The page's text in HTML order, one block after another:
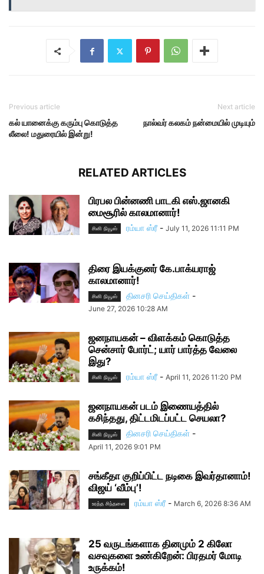
Previous article
கல் யானைக்கு கரும்பு கொடுத்த
லீலை! மதுரையில் இன்று!
Next article
நால்வர் கலகம் நன்மையில் முடியும்
RELATED ARTICLES
பிரபல பின்னணி பாடகி எஸ்.ஜானகி
மைசூரில் காலமானார்!
சினி நியூஸ் ரம்யா ஸ்ரீ - July 11, 2026 11:11 PM
திரை இயக்குனர் கே.பாக்யராஜ்
காலமானார்!
சினி நியூஸ் தினசரி செய்திகள் -
June 27, 2026 10:28 AM
ஜனநாயகன் – விளக்கம் கொடுத்த
சென்சார் போர்ட்; யார் பார்த்த வேலை
இது?
சினி நியூஸ் ரம்யா ஸ்ரீ - April 11, 2026 11:20 PM
ஜனநாயகன் படம் இணையத்தில்
கசிந்தது, திட்டமிடப்பட்ட செயலா?
சினி நியூஸ் தினசரி செய்திகள் -
April 11, 2026 9:01 PM
சங்கீதா குறிப்பிட்ட நடிகை இவர்தானாம்!
விஜய் ‘வீம்பு’!
உரத்த சிந்தனை ரம்யா ஸ்ரீ - March 6, 2026 8:36 AM
25 வருடங்களாக தினமும் 2 கிலோ
வசவுகளை உண்கிறேன்: பிரதமர் மோடி
உருக்கம்!